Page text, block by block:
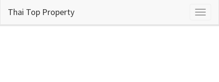
Thai Top Property